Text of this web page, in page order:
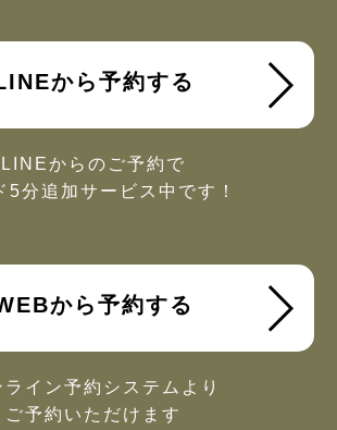
から予約する
LINEからのご予約で
5分追加サービス中です！
から予約する
ライン予約システムより
ご予約いただけます